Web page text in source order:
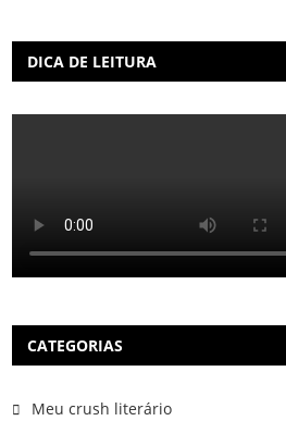
DICA DE LEITURA
CATEGORIAS
Meu crush literário